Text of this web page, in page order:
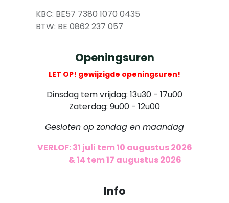
KBC: BE57 7380 1070 0435
​ BTW: BE 0862 237 057
Openingsuren
LET OP! gewijzigde openingsuren!
Dinsdag tem vrijdag: 13u30 - 17u00
Zaterdag: 9u00 - 12u00
Gesloten op zondag en maandag
VERLOF: 31 juli tem 10 augustus 2026
& 14 tem 17 augustus 2026
Info